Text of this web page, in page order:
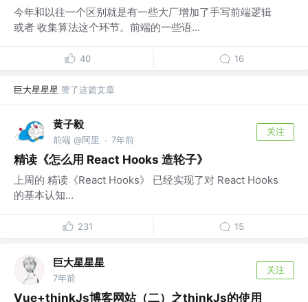
今年和以往一个区别就是有一些大厂增加了手写前端逻辑
或者 收集算法这个环节。前端的一些语...
40 16
巨大星星星 赞了这篇文章
黄子毅
前端 @阿里 · 7年前
关注
精读《怎么用 React Hooks 造轮子》
上周的 精读《React Hooks》 已经实现了对 React Hooks
的基本认知...
231 15
巨大星星星
7年前
关注
Vue+thinkJs博客网站（二）之thinkJs的使用